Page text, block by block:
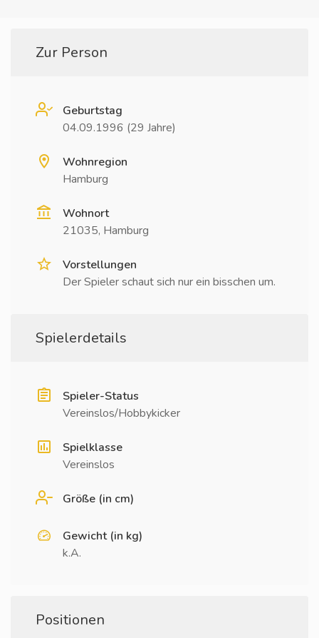
Zur Person
Geburtstag
04.09.1996 (29 Jahre)
Wohnregion
Hamburg
Wohnort
21035, Hamburg
Vorstellungen
Der Spieler schaut sich nur ein bisschen um.
Spielerdetails
Spieler-Status
Vereinslos/Hobbykicker
Spielklasse
Vereinslos
Größe (in cm)
Gewicht (in kg)
k.A.
Positionen